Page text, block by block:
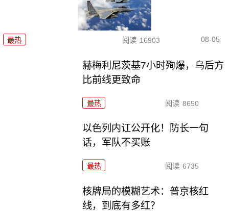
最热 阅读 16903 08-05
赫梅利尼茨基7小时殉爆，乌后方
比前线更致命
最热 阅读 8650
以色列内讧公开化！防长一句
话，军队不买账
最热 阅读 6735
核牌局的模糊艺术：普京核红
线，到底有多红？